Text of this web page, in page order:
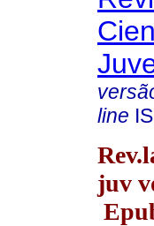
line
juv